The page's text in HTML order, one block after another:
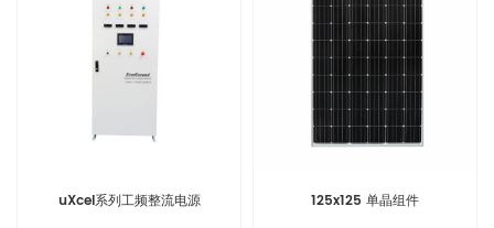
uXcel系列工频整流电源 125x125 单晶组件